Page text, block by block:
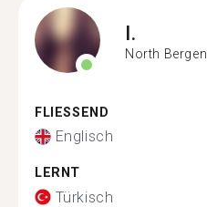
I.
North Bergen
FLIESSEND
Englisch
LERNT
Türkisch